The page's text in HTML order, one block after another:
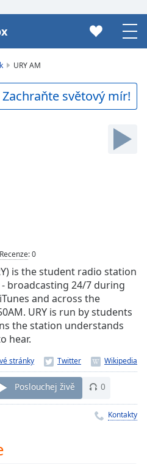
URY AM
světový mír!
Recenze:0
is the student radio station
broadcasting 24/7 during
and across the
URY is run by students
the station understands
hear.
stránky
Poslouchej živě 0
Kontakty